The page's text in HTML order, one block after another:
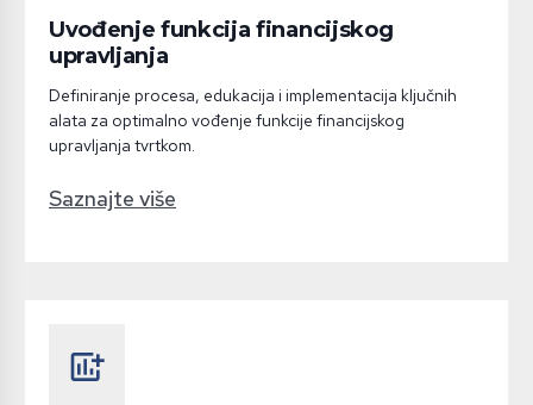
Uvođenje funkcija financijskog
upravljanja
Definiranje procesa, edukacija i implementacija ključnih
alata za optimalno vođenje funkcije financijskog
upravljanja tvrtkom.
Saznajte više
add_chart